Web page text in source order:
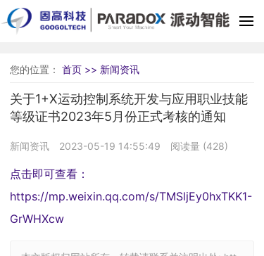
您的位置： 首页 >> 新闻资讯
关于1+X运动控制系统开发与应用职业技能
等级证书2023年5月份正式考核的通知
新闻资讯 2023-05-19 14:55:49 阅读量 (428)
点击即可查看：
https://mp.weixin.qq.com/s/TMSljEy0hxTKK1-
GrWHXcw